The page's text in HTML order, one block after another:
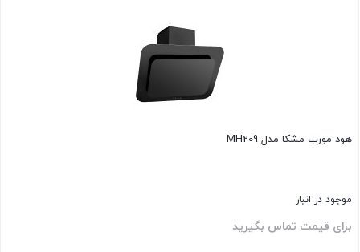
هود مورب مشکا مدل MH209
موجود در انبار
برای قیمت تماس بگیرید